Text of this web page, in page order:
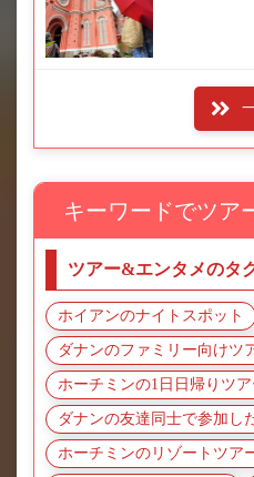
キーワードでツア
ツアー&エンタメのタ
ホイアンのナイトスポット
ダナンのファミリー向けツ
ホーチミンの1日日帰りツア
ダナンの友達同士で参加し
ホーチミンのリゾートツア